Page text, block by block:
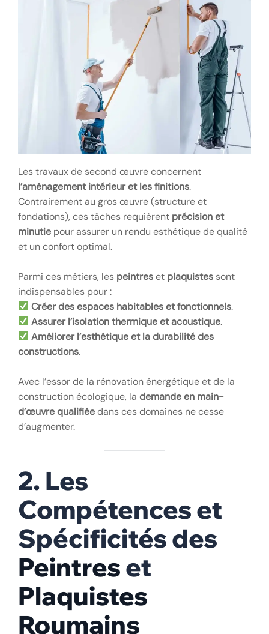
Les travaux de second œuvre concernent
l’aménagement intérieur et les finitions.
Contrairement au gros œuvre (structure et
fondations), ces tâches requièrent précision et
minutie pour assurer un rendu esthétique de qualité
et un confort optimal.
Parmi ces métiers, les peintreset plaquistes sont
indispensables pour :
Créer des espaces habitables et fonctionnels.
Assurer l’isolation thermique et acoustique.
Améliorer l’esthétique et la durabilité des
constructions.
Avec l’essor de la rénovation énergétique et de la
construction écologique, la demande en main-
d’œuvre qualifiéedans ces domaines ne cesse
d’augmenter.
2. Les
Compétences et
Spécificités des
Peintreset
Plaquistes
Roumains